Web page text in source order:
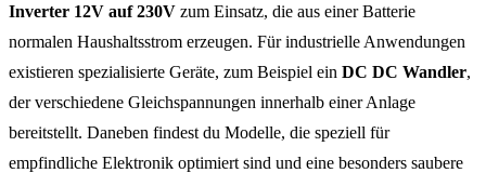
Inverter 12V auf 230V zum Einsatz, die aus einer Batterie
normalen Haushaltsstrom erzeugen. Für industrielle Anwendungen
existieren spezialisierte Geräte, zum Beispiel ein DC DC Wandler,
der verschiedene Gleichspannungen innerhalb einer Anlage
bereitstellt. Daneben findest du Modelle, die speziell für
empfindliche Elektronik optimiert sind und eine besonders saubere